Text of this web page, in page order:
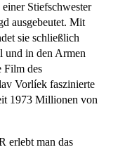
Stiefschwester
ausgebeutet. Mit
sie schließlich
und in den Armen
Film des
Vorlíek faszinierte
1973 Millionen von
erlebt man das